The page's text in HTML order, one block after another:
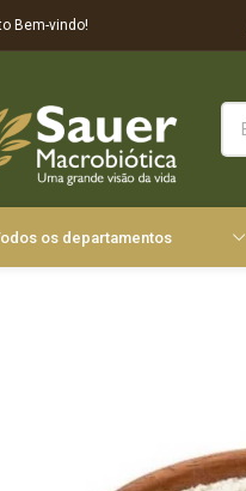
Bem-vindo!
os departamentos